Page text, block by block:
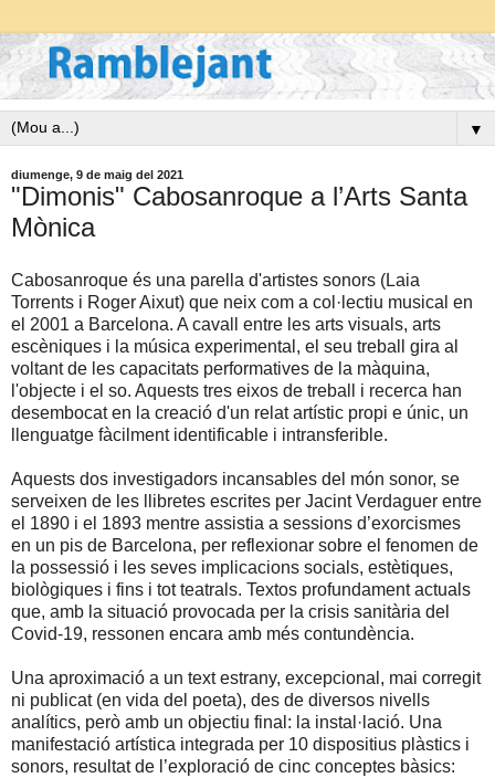
▼
diumenge, 9 de maig del 2021
"Dimonis" Cabosanroque a l’Arts Santa
Mònica
Cabosanroque és una parella d'artistes sonors (Laia
Torrents i Roger Aixut) que neix com a col·lectiu musical en
el 2001 a Barcelona. A cavall entre les arts visuals, arts
escèniques i la música experimental, el seu treball gira al
voltant de les capacitats performatives de la màquina,
l'objecte i el so. Aquests tres eixos de treball i recerca han
desembocat en la creació d'un relat artístic propi e únic, un
llenguatge fàcilment identificable i intransferible.
Aquests dos investigadors incansables del món sonor, se
serveixen de les llibretes escrites per Jacint Verdaguer entre
el 1890 i el 1893 mentre assistia a sessions d’exorcismes
en un pis de Barcelona, per reflexionar sobre el fenomen de
la possessió i les seves implicacions socials, estètiques,
biològiques i fins i tot teatrals. Textos profundament actuals
que, amb la situació provocada per la crisis sanitària del
Covid-19, ressonen encara amb més contundència.
Una aproximació a un text estrany, excepcional, mai corregit
ni publicat (en vida del poeta), des de diversos nivells
analítics, però amb un objectiu final: la instal·lació. Una
manifestació artística integrada per 10 dispositius plàstics i
sonors, resultat de l’exploració de cinc conceptes bàsics: